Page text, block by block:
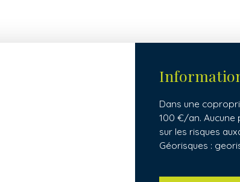
Dans une
100 €/an. Aucune
sur les risques
Géorisques :